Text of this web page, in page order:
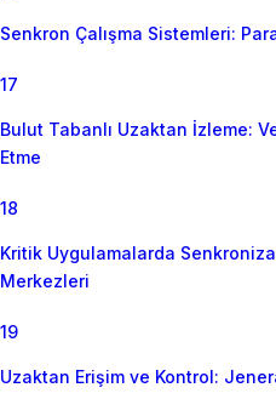
Senkron Çalışma Sistemleri:
17
Bulut Tabanlı Uzaktan İzleme:
Etme
18
Kritik Uygulamalarda
Merkezleri
19
Uzaktan Erişim ve Kontrol: